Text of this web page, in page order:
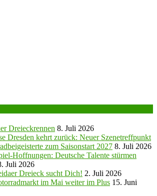
Dreieckrennen 8. Juli 2026
Dresden kehrt zurück: Neuer Szenetreffpunkt
zum Saisonstart 2027 8. Juli 2026
Hoffnungen: Deutsche Talente stürmen
Juli 2026
Dreieck sucht Dich! 2. Juli 2026
im Mai weiter im Plus 15. Juni